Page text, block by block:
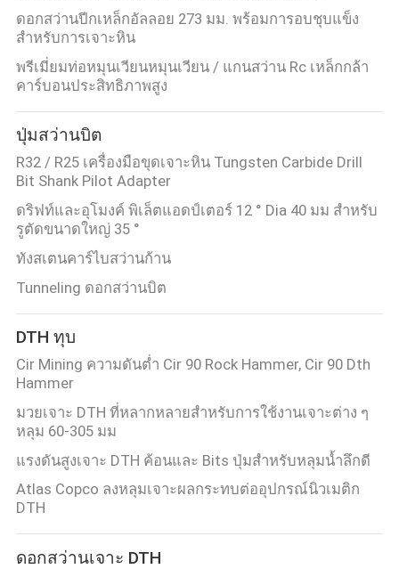
ติดต่อ
เรา
ขอ
ใบ
เสนอ
ราคา
แผนผัง
เว็บไซต์
PRIVACY
POLICY
ดอกสว่านปีกเหล็กอัลลอย 273 มม. พร้อมการอบชุบแข็ง
สำหรับการเจาะหิน
พรีเมี่ยมท่อหมุนเวียนหมุนเวียน / แกนสว่าน Rc เหล็กกล้า
คาร์บอนประสิทธิภาพสูง
ปุ่มสว่านบิต
R32 / R25 เครื่องมือขุดเจาะหิน Tungsten Carbide Drill
Bit Shank Pilot Adapter
ดริฟท์และอุโมงค์ พิเล็ตแอดป์เตอร์ 12 ° Dia 40 มม สําหรับ
รูตัดขนาดใหญ่ 35 °
ทังสเตนคาร์ไบสว่านก้าน
Tunneling ดอกสว่านบิต
DTH ทุบ
Cir Mining ความดันต่ำ Cir 90 Rock Hammer, Cir 90 Dth
Hammer
มวยเจาะ DTH ที่หลากหลายสําหรับการใช้งานเจาะต่าง ๆ
หลุม 60-305 มม
แรงดันสูงเจาะ DTH ค้อนและ Bits ปุ่มสำหรับหลุมน้ำลึกดี
Atlas Copco ลงหลุมเจาะผลกระทบต่ออุปกรณ์นิวเมติก
DTH
ดอกสว่านเจาะ DTH